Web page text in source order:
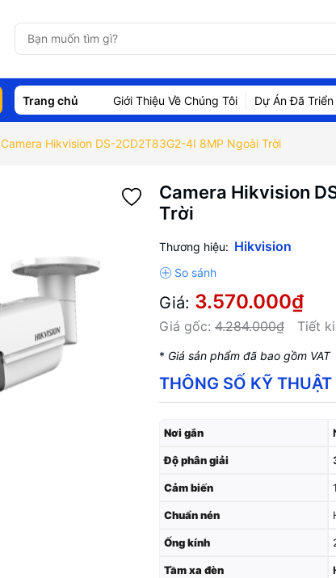
Trang chủ Giới Thiệu Về Chúng Tôi Dự Án Đã Triển
Camera Hikvision DS-2CD2T83G2-4I 8MP Ngoài Trời
Camera Hikvision
Trời
Thương hiệu: Hikvision
Giá: 3.570.000₫
Giá gốc: 4.284.000₫ Tiết
* Giá sản phẩm đã bao gồm VAT
THÔNG SỐ KỸ THUẬT
Nơi gắn
Độ phân giải
Cảm biến
Chuẩn nén
Ống kính
Tầm xa đèn